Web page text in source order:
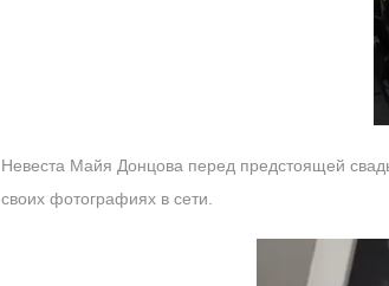
Невеста Майя Донцова перед предстоящей
своих фотографиях в сети.